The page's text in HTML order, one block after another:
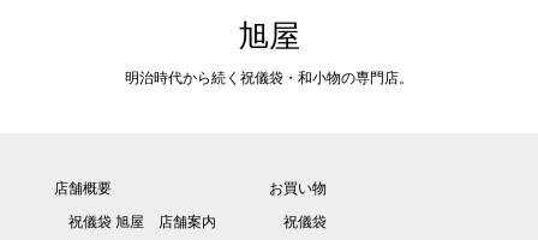
旭屋
明治時代から続く祝儀袋・和小物の専門店。
店舗概要
祝儀袋 旭屋 店舗案内
お買い物
祝儀袋